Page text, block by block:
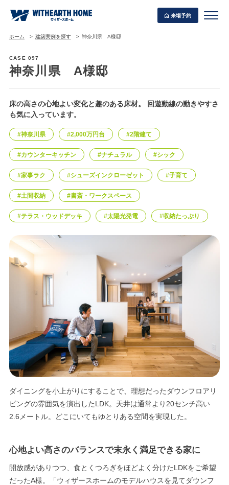
来場予約
WITHEARTH HOME の BEST PLAN
エリア限定商品
ホーム 建築実例を探す 神奈川県 A様邸
CASE 097
神奈川県 A様邸
床の高さの心地よい変化と趣のある床材。 回遊動線の動きやすさ
も気に入っています。
#神奈川県 #2,000万円台 #2階建て
#カウンターキッチン #ナチュラル #シック
#家事ラク #シューズインクローゼット #子育て
#土間収納 #書斎・ワークスペース
#テラス・ウッドデッキ #太陽光発電 #収納たっぷり
ダイニングを小上がりにすることで、理想だったダウンフロアリ
ビングの雰囲気を演出したLDK。天井は通常より20センチ高い
2.6メートル。どこにいてもゆとりある空間を実現した。
心地よい高さのバランスで末永く満足できる家に
開放感がありつつ、食とくつろぎをほどよく分けたLDKをご希望
だったA様。「ウィザースホームのモデルハウスを見てダウンフ